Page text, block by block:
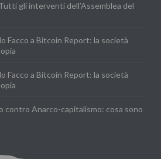
gli interventi dell’Assemblea del
Facco a Bitcoin Report: la società
Facco a Bitcoin Report: la società
contro Anarco-capitalismo: cosa sono